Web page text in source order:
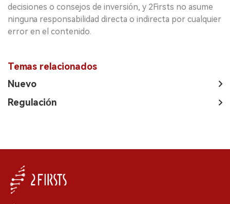
decisiones o consejos de inversión, y 2Firsts no asume
ninguna responsabilidad directa o indirecta por cualquier
error en el contenido.
Temas relacionados
Nuevo
Regulación